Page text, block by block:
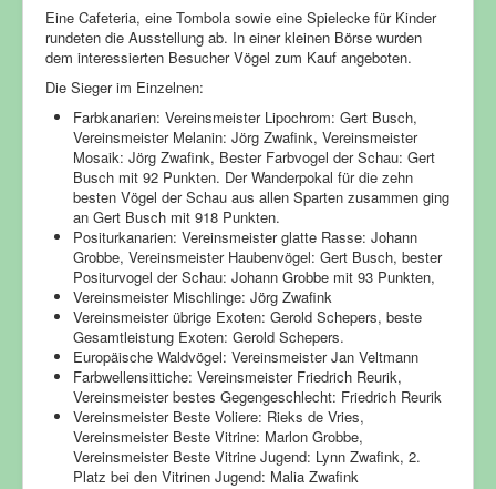
Eine Cafeteria, eine Tombola sowie eine Spielecke für Kinder
rundeten die Ausstellung ab. In einer kleinen Börse wurden
dem interessierten Besucher Vögel zum Kauf angeboten.
Die Sieger im Einzelnen:
Farbkanarien: Vereinsmeister Lipochrom: Gert Busch,
Vereinsmeister Melanin: Jörg Zwafink, Vereinsmeister
Mosaik: Jörg Zwafink, Bester Farbvogel der Schau: Gert
Busch mit 92 Punkten. Der Wanderpokal für die zehn
besten Vögel der Schau aus allen Sparten zusammen ging
an Gert Busch mit 918 Punkten.
Positurkanarien: Vereinsmeister glatte Rasse: Johann
Grobbe, Vereinsmeister Haubenvögel: Gert Busch, bester
Positurvogel der Schau: Johann Grobbe mit 93 Punkten,
Vereinsmeister Mischlinge: Jörg Zwafink
Vereinsmeister übrige Exoten: Gerold Schepers, beste
Gesamtleistung Exoten: Gerold Schepers.
Europäische Waldvögel: Vereinsmeister Jan Veltmann
Farbwellensittiche: Vereinsmeister Friedrich Reurik,
Vereinsmeister bestes Gegengeschlecht: Friedrich Reurik
Vereinsmeister Beste Voliere: Rieks de Vries,
Vereinsmeister Beste Vitrine: Marlon Grobbe,
Vereinsmeister Beste Vitrine Jugend: Lynn Zwafink, 2.
Platz bei den Vitrinen Jugend: Malia Zwafink